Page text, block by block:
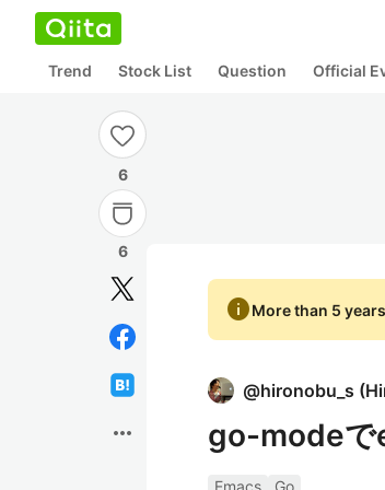
Trend Stock List Question Official
6
6
more_horiz
infoMore than 5
@hironobu_s (
go-modeで
Emacs
Go